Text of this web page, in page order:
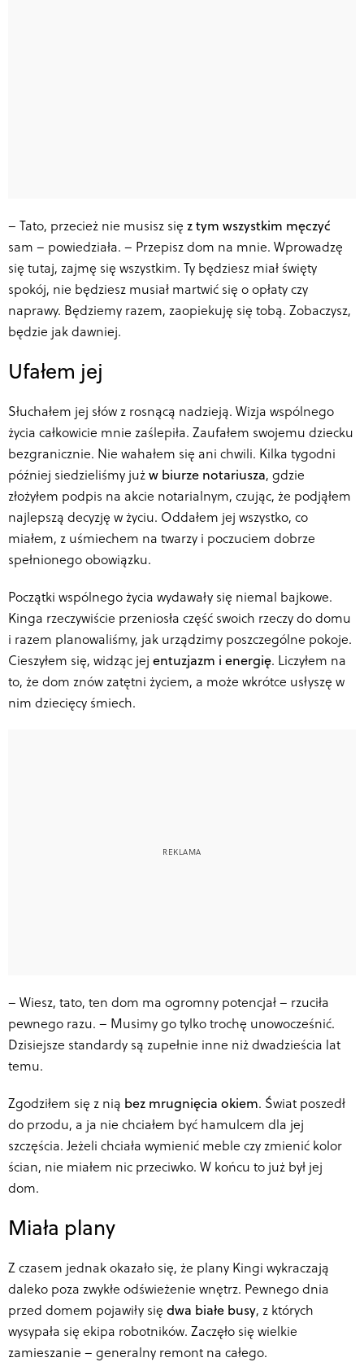
– Tato, przecież nie musisz się z tym wszystkim męczyć
sam – powiedziała. – Przepisz dom na mnie. Wprowadzę
się tutaj, zajmę się wszystkim. Ty będziesz miał święty
spokój, nie będziesz musiał martwić się o opłaty czy
naprawy. Będziemy razem, zaopiekuję się tobą. Zobaczysz,
będzie jak dawniej.
Ufałem jej
Słuchałem jej słów z rosnącą nadzieją. Wizja wspólnego
życia całkowicie mnie zaślepiła. Zaufałem swojemu dziecku
bezgranicznie. Nie wahałem się ani chwili. Kilka tygodni
później siedzieliśmy jużw biurze notariusza, gdzie
złożyłem podpis na akcie notarialnym, czując, że podjąłem
najlepszą decyzję w życiu. Oddałem jej wszystko, co
miałem, z uśmiechem na twarzy i poczuciem dobrze
spełnionego obowiązku.
Początki wspólnego życia wydawały się niemal bajkowe.
Kinga rzeczywiście przeniosła część swoich rzeczy do domu
i razem planowaliśmy, jak urządzimy poszczególne pokoje.
Cieszyłem się, widząc jej entuzjazm i energię. Liczyłem na
to, że dom znów zatętni życiem, a może wkrótce usłyszę w
nim dziecięcy śmiech.
– Wiesz, tato, ten dom ma ogromny potencjał – rzuciła
pewnego razu. – Musimy go tylko trochę unowocześnić.
Dzisiejsze standardy są zupełnie inne niż dwadzieścia lat
temu.
Zgodziłem się z nią bez mrugnięcia okiem. Świat poszedł
do przodu, a ja nie chciałem być hamulcem dla jej
szczęścia. Jeżeli chciała wymienić meble czy zmienić kolor
ścian, nie miałem nic przeciwko. W końcu to już był jej
dom.
Miała plany
Z czasem jednak okazało się, że plany Kingi wykraczają
daleko poza zwykłe odświeżenie wnętrz. Pewnego dnia
przed domem pojawiły się dwa białe busy, z których
wysypała się ekipa robotników. Zaczęło się wielkie
zamieszanie – generalny remont na całego.